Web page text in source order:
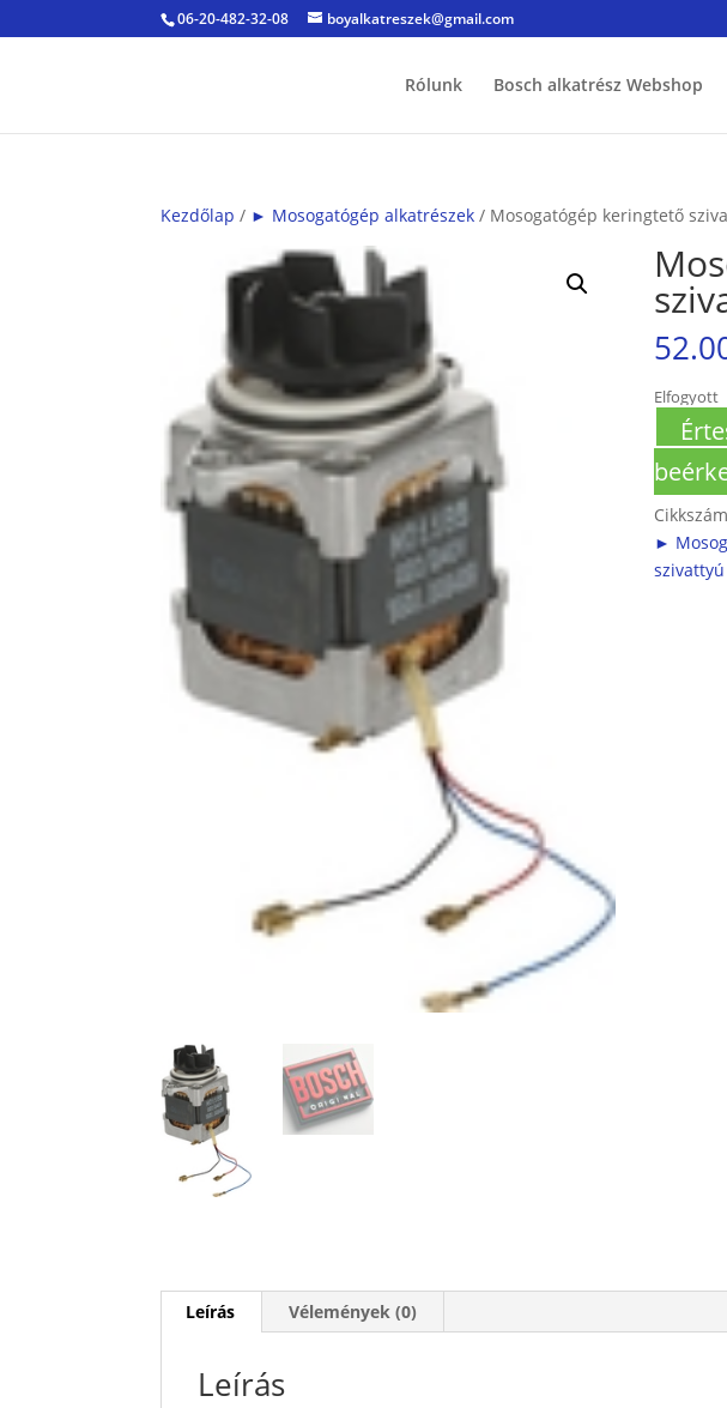
06-20-482-32-08 boyalkatreszek@gmail.com
Rólunk Bosch alkatrész Webshop
Kezdőlap / ► Mosogatógép alkatrészek / Mosogatógép keringtető
Elfogyott
►
szivattyú
Leírás Vélemények (0)
Leírás